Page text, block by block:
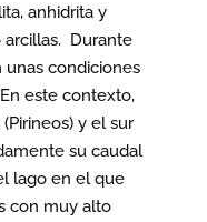
anhidrita y
arcillas. Durante
condiciones
este contexto,
y el sur
su caudal
lago en el que
con muy alto